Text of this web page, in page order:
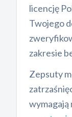
licencję
Twojego
zakresie
Zepsuty
wymagają